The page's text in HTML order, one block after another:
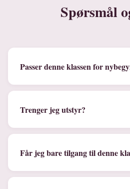
Spørsmål
Passer denne klassen for
Trenger jeg utstyr?
Får jeg bare tilgang til denne